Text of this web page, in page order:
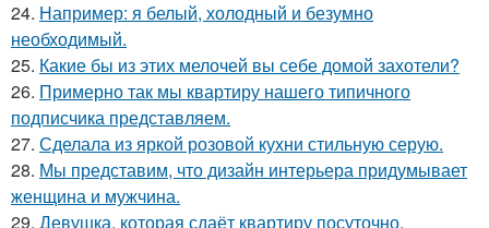
24. Например: я белый, холодный и безумно
необходимый.
25. Какие бы из этих мелочей вы себе домой захотели?
26. Примерно так мы квартиру нашего типичного
подписчика представляем.
27. Сделала из яркой розовой кухни стильную серую.
28. Мы представим, что дизайн интерьера придумывает
женщина и мужчина.
29. Девушка, которая сдаёт квартиру посуточно,